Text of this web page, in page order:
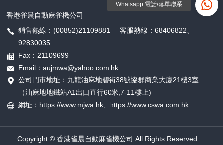
香港雀晨自動麻雀機公司
銷售熱線：(00852)21109881 客服熱線：68406822、
92830035
Fax：21109699
Email：aujmwa@yahoo.com.hk
公司門市地址：九龍油麻地碧街38號協群商業大廈21樓3室
（油麻地地鐵站A1出口直行60米,7-11樓上)
網址：https://www.mjwa.hk、 https://www.cswa.com.hk
Copyright © 香港雀晨自動麻雀機公司 All Rights Reserved.
Whatsapp 電話/落單聯系